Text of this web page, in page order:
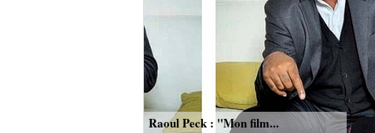
Raoul Peck : "Mon film...